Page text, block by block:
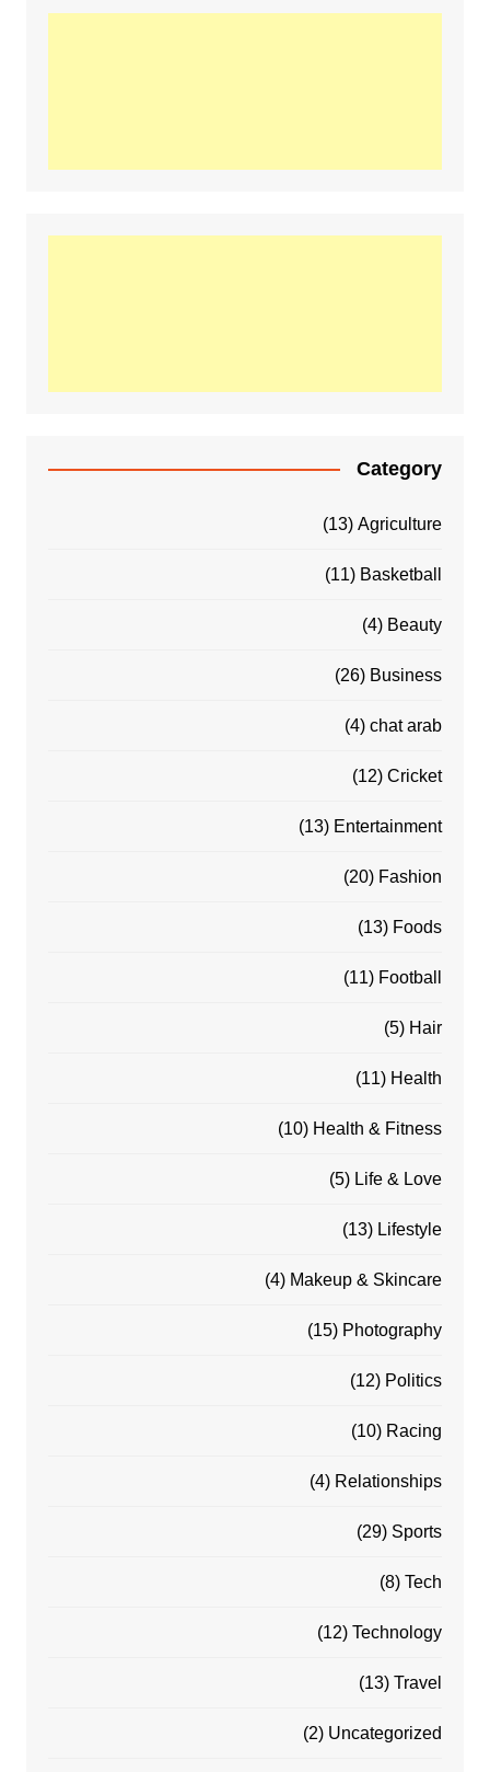
Category
Agriculture
(13)
Basketball
(11)
Beauty
(4)
Business
(26)
chat arab
(4)
Cricket
(12)
Entertainment
(13)
Fashion
(20)
Foods
(13)
Football
(11)
Hair
(5)
Health
(11)
Health & Fitness
(10)
Life & Love
(5)
Lifestyle
(13)
Makeup & Skincare
(4)
Photography
(15)
Politics
(12)
Racing
(10)
Relationships
(4)
Sports
(29)
Tech
(8)
Technology
(12)
Travel
(13)
Uncategorized
(2)